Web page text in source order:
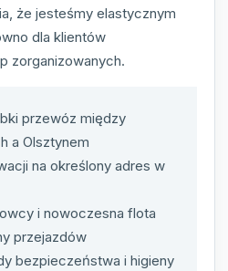
że jesteśmy elastycznym
dla klientów
zorganizowanych.
przewóz między
a Olsztynem
na określony adres w
i nowoczesna flota
przejazdów
bezpieczeństwa i higieny